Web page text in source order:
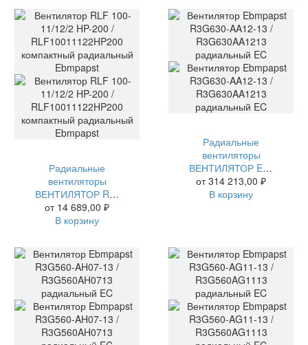
Радиальные
вентиляторы
ВЕНТИЛЯТОР RLF 100-11/12/2 HP-200 / RLF10011122HP200 КОМПАКТНЫЙ РАДИАЛЬНЫЙ EBMPAPST
от 14 689,00 ₽
В корзину
Радиальные
вентиляторы
ВЕНТИЛЯТОР EBMPAPST R3G630-AA12-13 / R3G630AA1213 РАДИАЛЬНЫЙ EC
от314 213,00 ₽
В корзину